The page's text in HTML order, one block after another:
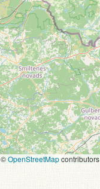
©OpenStreetMapcontributors